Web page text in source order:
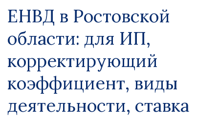
ЕНВД в Ростовской
области: для ИП,
корректирующий
коэффициент, виды
деятельности, ставка